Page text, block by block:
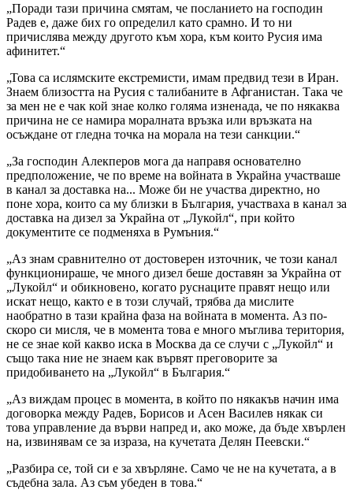
„Поради тази причина смятам, че посланието на господин
Радев е, даже бих го определил като срамно. И то ни
причислява между другото към хора, към които Русия има
афинитет.“
„Това са ислямските екстремисти, имам предвид тези в Иран.
Знаем близостта на Русия с талибаните в Афганистан. Така че
за мен не е чак кой знае колко голяма изненада, че по някаква
причина не се намира моралната връзка или връзката на
осъждане от гледна точка на морала на тези санкции.“
„За господин Алекперов мога да направя основателно
предположение, че по време на войната в Украйна участваше
в канал за доставка на... Може би не участва директно, но
поне хора, които са му близки в България, участваха в канал за
доставка на дизел за Украйна от „Лукойл“, при който
документите се подменяха в Румъния.“
„Аз знам сравнително от достоверен източник, че този канал
функционираше, че много дизел беше доставян за Украйна от
„Лукойл“ и обикновено, когато руснаците правят нещо или
искат нещо, както е в този случай, трябва да мислите
наобратно в тази крайна фаза на войната в момента. Аз по-
скоро си мисля, че в момента това е много мъглива територия,
не се знае кой какво иска в Москва да се случи с „Лукойл“ и
също така ние не знаем как вървят преговорите за
придобиването на „Лукойл“ в България.“
„Аз виждам процес в момента, в който по някакъв начин има
договорка между Радев, Борисов и Асен Василев някак си
това управление да върви напред и, ако може, да бъде хвърлен
на, извинявам се за израза, на кучетата Делян Пеевски.“
„Разбира се, той си е за хвърляне. Само че не на кучетата, а в
съдебна зала. Аз съм убеден в това.“